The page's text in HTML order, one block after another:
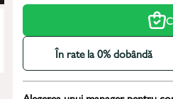
În rate la 0% dobândă